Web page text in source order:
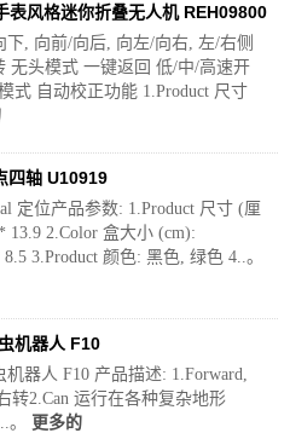
表风格迷你折叠无人机 REH09800
下, 向前/向后, 向左/向右, 左/右侧
无头模式 一键返回 低/中/高速开
式 自动校正功能 1.Product 尺寸
四轴 U10919
定位产品参数: 1.Product 尺寸 (厘
13.9 2.Color 盒大小 (cm):
3.Product 颜色: 黑色, 绿色 4..。
机器人 F10
机器人 F10 产品描述: 1.Forward,
转2.Can 运行在各种复杂地形
。
更多的